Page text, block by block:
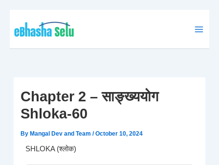
content
Chapter 2 – साङ्ख्ययोग
Shloka-60
By Mangal Dev and Team/October 10, 2024
SHLOKA (श्लोक)